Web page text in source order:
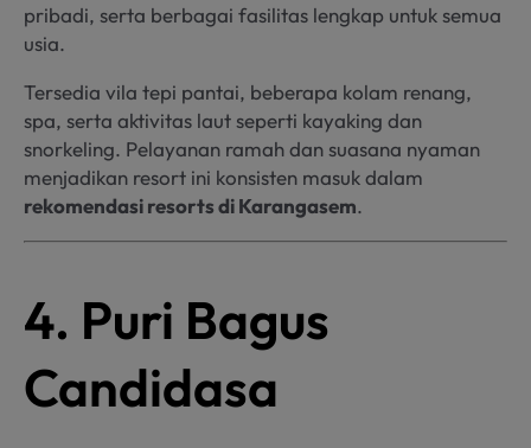
pribadi, serta berbagai fasilitas lengkap untuk semua
usia.
Tersedia vila tepi pantai, beberapa kolam renang,
spa, serta aktivitas laut seperti kayaking dan
snorkeling. Pelayanan ramah dan suasana nyaman
menjadikan resort ini konsisten masuk dalam
rekomendasi resorts di Karangasem.
4. Puri Bagus
Candidasa